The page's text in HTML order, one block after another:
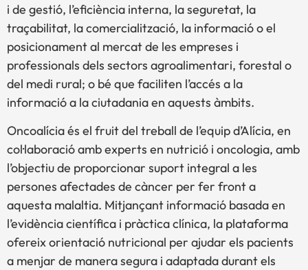
i de gestió, l’eficiència interna, la seguretat, la
traçabilitat, la comercialització, la informació o el
posicionament al mercat de les empreses i
professionals dels sectors agroalimentari, forestal o
del medi rural; o bé que faciliten l’accés a la
informació a la ciutadania en aquests àmbits.
Oncoalícia és el fruit del treball de l’equip d’Alícia, en
col·laboració amb experts en nutrició i oncologia, amb
l’objectiu de proporcionar suport integral a les
persones afectades de càncer per fer front a
aquesta malaltia. Mitjançant informació basada en
l’evidència científica i pràctica clínica, la plataforma
ofereix orientació nutricional per ajudar els pacients
a menjar de manera segura i adaptada durant els